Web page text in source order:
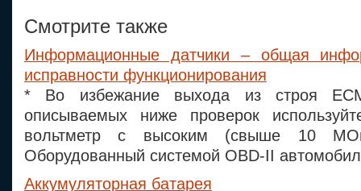
Смотрите также
Информационные датчики – общая
исправности функционирования
* Во избежание выхода из строя
описываемых ниже проверок
вольтметр с высоким (свыше 10
Оборудованный системой OBD-II
Аккумуляторная батарея